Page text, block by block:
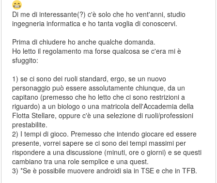
Di me di interessante(?) c'è solo che ho vent'anni, studio
ingegneria informatica e ho tanta voglia di conoscervi.
Prima di chiudere ho anche qualche domanda.
Ho letto il regolamento ma forse qualcosa se c'era mi è
sfuggito:
1) se ci sono dei ruoli standard, ergo, se un nuovo
personaggio può essere assolutamente chiunque, da un
capitano (premesso che ho letto che ci sono restrizioni a
riguardo) a un biologo o una matricola dell'Accademia della
Flotta Stellare, oppure c'è una selezione di ruoli/professioni
prestabilite.
2) I tempi di gioco. Premesso che intendo giocare ed essere
presente, vorrei sapere se ci sono dei tempi massimi per
rispondere a una discussione (minuti, ore o giorni) e se questi
cambiano tra una role semplice e una quest.
3) *Se è possibile muovere androidi sia in TSE e che in TFB.